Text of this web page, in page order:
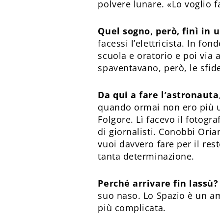
polvere lunare. «Lo voglio
Quel sogno, però, finì in
facessi l’elettricista. In
scuola e oratorio e poi via
spaventavano, però, le
Da qui a fare
quando ormai non ero più
Folgore. Lì facevo il
di giornalisti. Conobbi
vuoi davvero fare per il
tanta determinazione.
Perché arrivare fin lassù?
suo naso. Lo Spazio è un
più complicata.